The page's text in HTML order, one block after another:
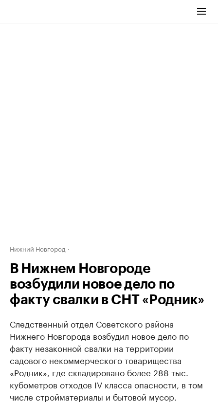
Нижний Новгород
В Нижнем Новгороде
возбудили новое дело по
факту свалки в СНТ «Родник»
Следственный отдел Советского района
Нижнего Новгорода возбудил новое дело по
факту незаконной свалки на территории
садового некоммерческого товарищества
«Родник», где складировано более 288 тыс.
кубометров отходов IV класса опасности, в том
числе стройматериалы и бытовой мусор.